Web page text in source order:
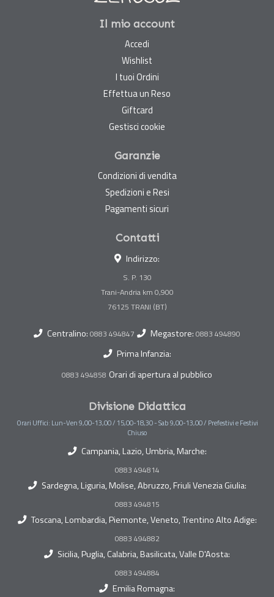
Il mio account
Accedi
Wishlist
I tuoi Ordini
Effettua un Reso
Giftcard
Gestisci cookie
Garanzie
Condizioni di vendita
Spedizioni e Resi
Pagamenti sicuri
Contatti
Indirizzo:
S. P. 130
Trani-Andria km 0,900
Centralino: 0883 494847 Megastore: 0883 494890
Prima Infanzia:
0883 494858 Orari di apertura al pubblico
Divisione Didattica
Orari Uffici: Lun-Ven 9,00-13,00 / 15,00-18,30 - Sab 9,00-13,00 / Prefestivi e Festivi
Chiuso
Campania, Lazio, Umbria, Marche:
0883 494814
Sardegna, Liguria, Molise, Abruzzo, Friuli Venezia Giulia:
0883 494815
Toscana, Lombardia, Piemonte, Veneto, Trentino Alto Adige:
0883 494882
Sicilia, Puglia, Calabria, Basilicata, Valle D'Aosta:
0883 494884
Emilia Romagna: